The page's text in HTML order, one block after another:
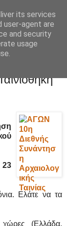
Ελάτε να τα
(Ελλάδα,
its services
user-agent are
and security
usage